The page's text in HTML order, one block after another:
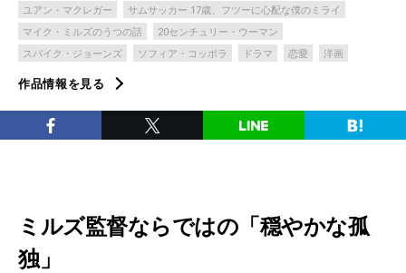
ユアン・マクレガー
サムサッカー 17歳、フツーに心配な僕のミライ
マイク・ミルズのうつの話
20センチュリー・ウーマン
スパイク・ジョーンズ
ソフィア・コッポラ ドラマ 恋愛 洋画
作品情報を見る
ミルズ監督ならではの「穏やかな孤
独」